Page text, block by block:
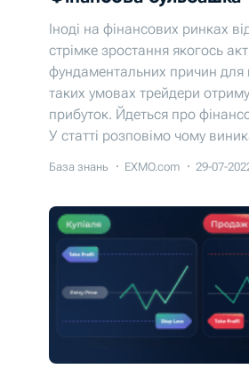
Іноді на фінансових ринках
стрімке зростання якогось
фундаментальних причин для
таких умовах трейдери
прибуток. Йдеться про
У статті розповімо чому
База знань EXMO.com 29-07-